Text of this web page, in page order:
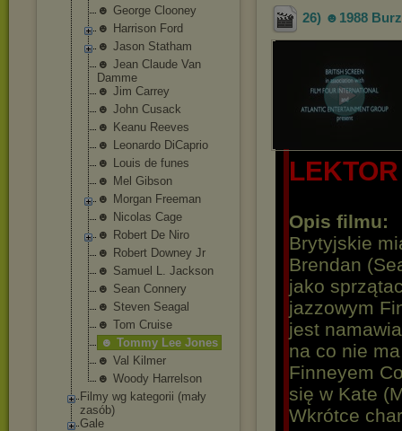
☻ George Clooney
☻ Harrison Ford
☻ Jason Statham
☻ Jean Claude Van
Damme
☻ Jim Carrey
☻ John Cusack
☻ Keanu Reeves
☻ Leonardo DiCaprio
☻ Louis de funes
☻ Mel Gibson
☻ Morgan Freeman
☻ Nicolas Cage
☻ Robert De Niro
☻ Robert Downey Jr
☻ Samuel L. Jackson
☻ Sean Connery
☻ Steven Seagal
☻ Tom Cruise
☻ Tommy Lee Jones
☻ Val Kilmer
☻ Woody Harrelson
Filmy wg kategorii (mały
zasób)
Gale
26) ☻1988
LEKTOR
Opis filmu:
Brytyjskie
Brendan
jako
jazzowym
jest
na co nie
Finneyem
się w Kate
Wkrótce